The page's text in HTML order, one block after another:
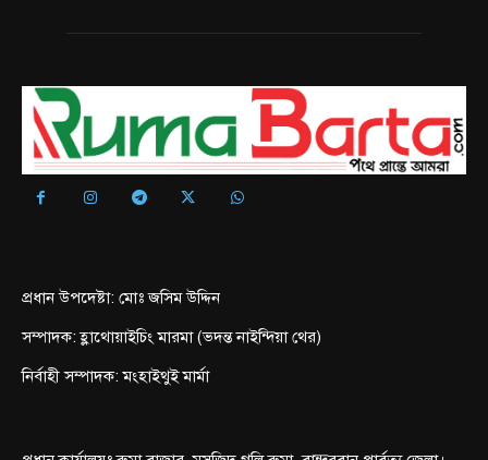
প্রধান উপদেষ্টা: মোঃ জসিম উদ্দিন
সম্পাদক: হ্লাথোয়াইচিং মারমা (ভদন্ত নাইন্দিয়া থের)
নির্বাহী সম্পাদক: মংহাইথুই মার্মা